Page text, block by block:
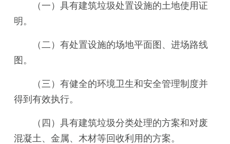
（一）具有建筑垃圾处置设施的土地使用证
明。
（二）有处置设施的场地平面图、进场路线
图。
（三）有健全的环境卫生和安全管理制度并
得到有效执行。
（四）具有建筑垃圾分类处理的方案和对废
混凝土、金属、木材等回收利用的方案。